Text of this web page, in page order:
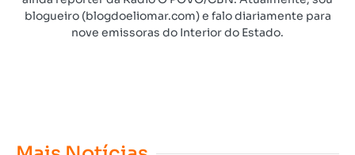
blogueiro (blogdoeliomar.com) e falo diariamente para
nove emissoras do Interior do Estado.